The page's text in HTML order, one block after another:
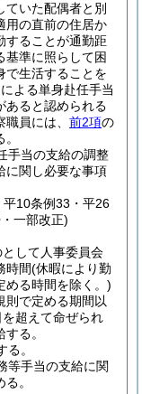
ていた配偶者と別
用の直前の住居か
することが通勤距
基準に照らして困
で生活することを
よる単身赴任手当
あると認められる
員には、 前2項の
手当の支給の調整
に関し必要な事項
10条例33・平26
一部改正)
して人事委員会
時間(休暇により勤
める時間を除く。)
則で定める期間以
を超えて命ぜられ
る。
。
等手当の支給に関
。